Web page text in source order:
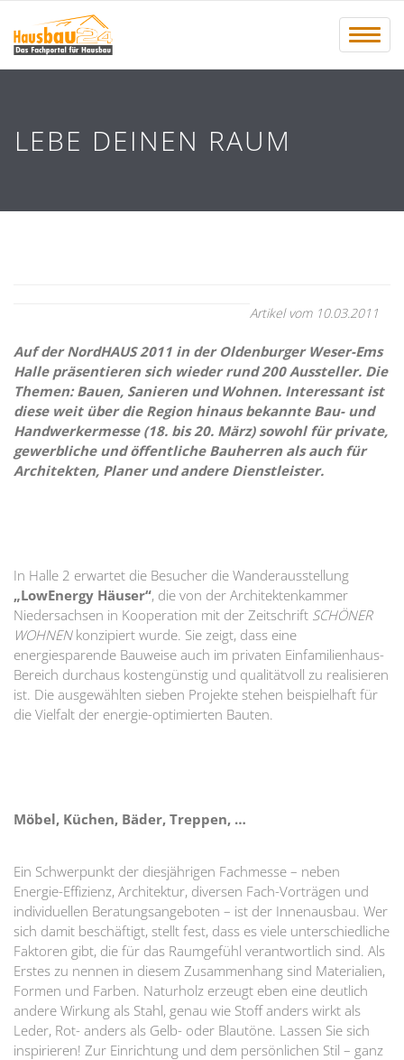
Menü
LEBE DEINEN RAUM
Artikel vom 10.03.2011
Auf der NordHAUS 2011 in der Oldenburger Weser-Ems
Halle präsentieren sich wieder rund 200 Aussteller. Die
Themen: Bauen, Sanieren und Wohnen. Interessant ist
diese weit über die Region hinaus bekannte Bau- und
Handwerkermesse (18. bis 20. März) sowohl für private,
gewerbliche und öffentliche Bauherren als auch für
Architekten, Planer und andere Dienstleister.
In Halle 2 erwartet die Besucher die Wanderausstellung
„LowEnergy Häuser“, die von der Architektenkammer
Niedersachsen in Kooperation mit der Zeitschrift SCHÖNER
WOHNENkonzipiert wurde. Sie zeigt, dass eine
energiesparende Bauweise auch im privaten Einfamilienhaus-
Bereich durchaus kostengünstig und qualitätvoll zu realisieren
ist. Die ausgewählten sieben Projekte stehen beispielhaft für
die Vielfalt der energie-optimierten Bauten.
Möbel, Küchen, Bäder, Treppen, …
Ein Schwerpunkt der diesjährigen Fachmesse – neben
Energie-Effizienz, Architektur, diversen Fach-Vorträgen und
individuellen Beratungsangeboten – ist der Innenausbau. Wer
sich damit beschäftigt, stellt fest, dass es viele unterschiedliche
Faktoren gibt, die für das Raumgefühl verantwortlich sind. Als
Erstes zu nennen in diesem Zusammenhang sind Materialien,
Formen und Farben. Naturholz erzeugt eben eine deutlich
andere Wirkung als Stahl, genau wie Stoff anders wirkt als
Leder, Rot- anders als Gelb- oder Blautöne. Lassen Sie sich
inspirieren! Zur Einrichtung und dem persönlichen Stil – ganz